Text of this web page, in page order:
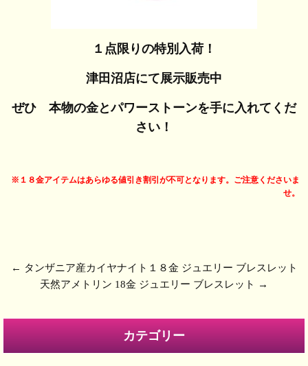
１点限りの特別入荷！
津田沼店にて展示販売中
ぜひ 本物の金とパワーストーンを手に入れてくだ
さい！
※１８金アイテムはあらゆる値引き割引が不可となります。ご注意くださいま
せ。
← タンザニア産カイヤナイト１８金 ジュエリー ブレスレット
天然アメトリン 18金 ジュエリー ブレスレット
→
カテゴリー